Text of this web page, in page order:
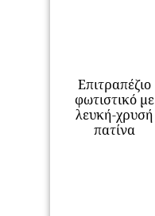
Επιτραπέζιο
φωτιστικό με
λευκή-χρυσή
πατίνα